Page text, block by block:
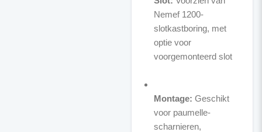
Nemef 1200-
slotkastboring, met
optie voor
voorgemonteerd slot
Montage: Geschikt
voor paumelle-
scharnieren,